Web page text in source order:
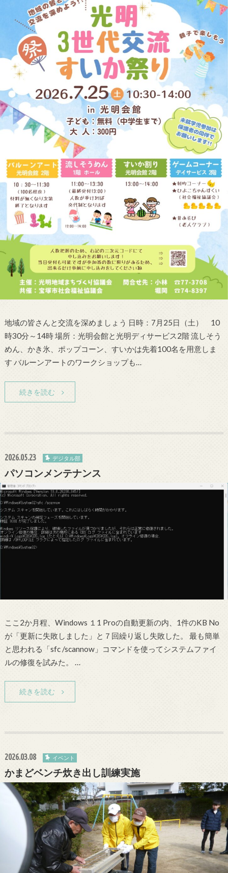
地域の皆さんと交流を深めましょう 日時：7月25日（土） 10
時30分～14時 場所：光明会館と光明ディサービス2階 流しそう
めん、かき氷、ポップコーン、すいかは先着100名を用意しま
す バルーンアートのワークショップも…
続きを読む
2026.05.23 デジタル部
パソコンメンテナンス
ここ2か月程、Windows １1 Proの自動更新の内、1件のKB No
が「更新に失敗しました」と７回繰り返し失敗した。 最も簡単
と思われる「sfc /scannow」コマンドを使ってシステムファイ
ルの修復を試みた。 …
続きを読む
2026.03.08 イベント
かまどベンチ炊き出し訓練実施